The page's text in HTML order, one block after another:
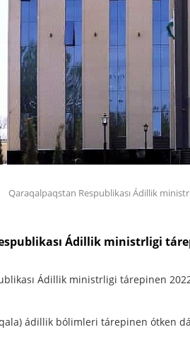
Qaraqalpaqstan Respublikası Ádillik
Ádillik ministrligi
Ádillik ministrligi tárepinen
ádillik bólimleri tárepinen ótken